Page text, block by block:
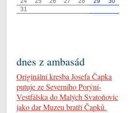
31
dnes z ambasád
Originální kresba Josefa Čapka
putuje ze Severního Porýní-
Vestfálska do Malých Svatoňovic
jako dar Muzeu bratří Čapků.